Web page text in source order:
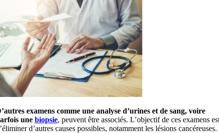
examens comme une analyse d’urines et de sang, voire
une biopsie, peuvent être associés. L’objectif de ces examens
d’autres causes possibles, notamment les lésions cancéreuses.